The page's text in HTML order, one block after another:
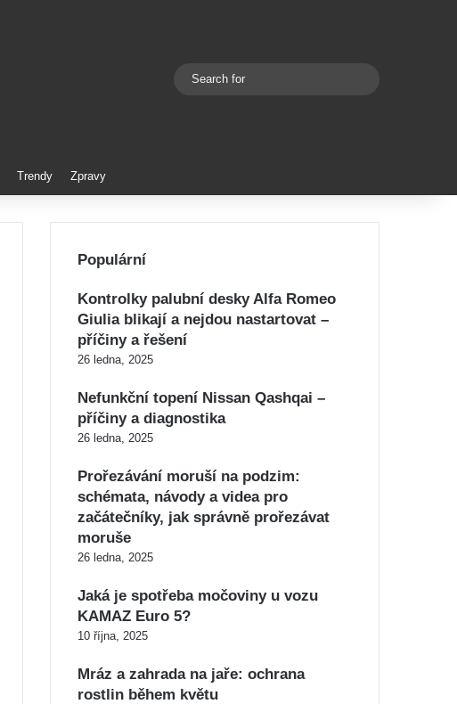
Switch skin
Trendy Zpravy
Populární
Kontrolky palubní desky Alfa Romeo
Giulia blikají a nejdou nastartovat –
příčiny a řešení
26 ledna, 2025
Nefunkční topení Nissan Qashqai –
příčiny a diagnostika
26 ledna, 2025
Prořezávání moruší na podzim:
schémata, návody a videa pro
začátečníky, jak správně prořezávat
moruše
26 ledna, 2025
Jaká je spotřeba močoviny u vozu
KAMAZ Euro 5?
10 října, 2025
Mráz a zahrada na jaře: ochrana
rostlin během květu